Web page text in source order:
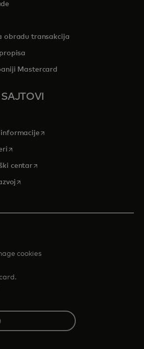
in a new tab
obradu transakcija
Mastercard
a new tab
opens in a new tab
opens in a new tab
centaropens in a new tab
opens in a new tab
cookies